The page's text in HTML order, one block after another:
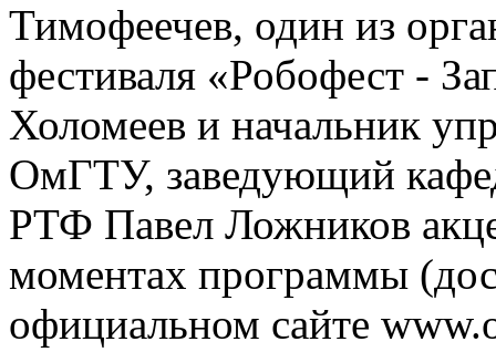
Тимофеечев, один из
фестиваля «Робофест -
Холомеев и начальник
ОмГТУ, заведующий
РТФ Павел Ложников
моментах программы
официальном сайте